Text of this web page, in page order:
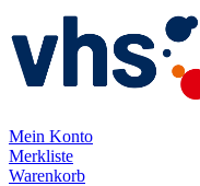
Mein Konto
Merkliste
Warenkorb